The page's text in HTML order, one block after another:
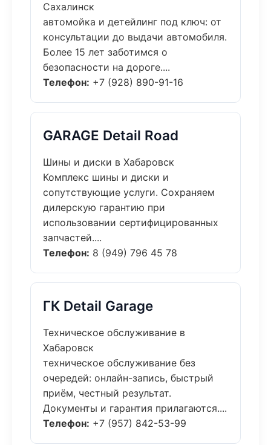
Сахалинск
автомойка и детейлинг под ключ: от
консультации до выдачи автомобиля.
Более 15 лет заботимся о
безопасности на дороге....
Телефон: +7 (928) 890-91-16
GARAGE Detail Road
Шины и диски в Хабаровск
Комплекс шины и диски и
сопутствующие услуги. Сохраняем
дилерскую гарантию при
использовании сертифицированных
запчастей....
Телефон: 8 (949) 796 45 78
ГК Detail Garage
Техническое обслуживание в
Хабаровск
техническое обслуживание без
очередей: онлайн-запись, быстрый
приём, честный результат.
Документы и гарантия прилагаются....
Телефон: +7 (957) 842-53-99